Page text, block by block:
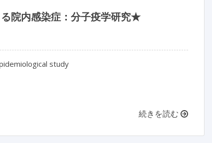
院内感染症：分子疫学研究★
study
続きを読む